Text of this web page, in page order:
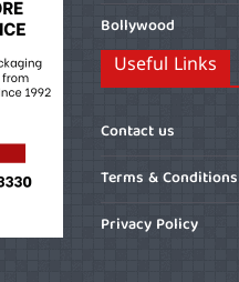
Bollywood
Useful Links
Contact us
Terms & Conditions
Privacy Policy